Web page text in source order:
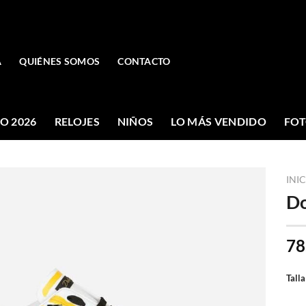
QUIÉNES SOMOS CONTACTO
2026 RELOJES NIÑOS LO MÁS VENDIDO